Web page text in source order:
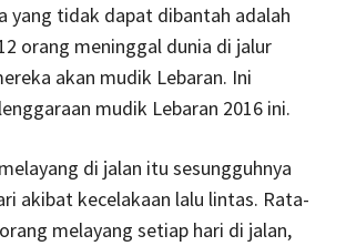
yang tidak dapat dibantah adalah
orang meninggal dunia di jalur
akan mudik Lebaran. Ini
mudik Lebaran 2016 ini.
di jalan itu sesungguhnya
akibat kecelakaan lalu lintas. Rata-
melayang setiap hari di jalan,